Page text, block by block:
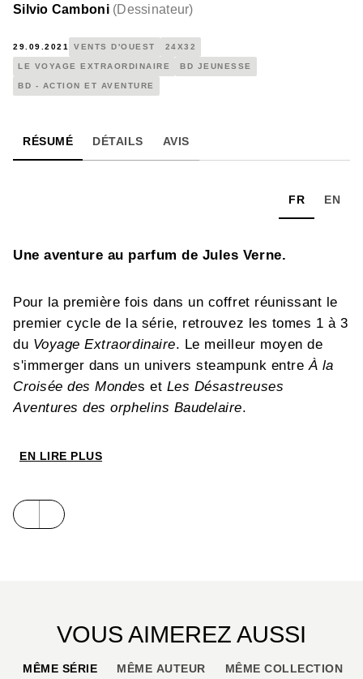
Silvio Camboni (Dessinateur)
29.09.2021 VENTS D'OUEST 24X32
LE VOYAGE EXTRAORDINAIRE BD JEUNESSE
BD - ACTION ET AVENTURE
RÉSUMÉ DÉTAILS AVIS
FR EN
Une aventure au parfum de Jules Verne.
Pour la première fois dans un coffret réunissant le
premier cycle de la série, retrouvez les tomes 1 à 3
du Voyage Extraordinaire. Le meilleur moyen de
s'immerger dans un univers steampunk entreÀ la
Croisée des Mondes et Les Désastreuses
Aventures des orphelins Baudelaire.
EN LIRE PLUS
VOUS AIMEREZ AUSSI
MÊME SÉRIE MÊME AUTEUR MÊME COLLECTION